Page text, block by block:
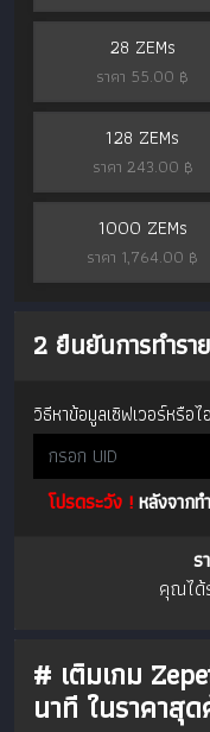
28 ZEMs
ราคา 55.00 ฿
128 ZEMs
ราคา 243.00 ฿
1000 ZEMs
ราคา 1,764.00 ฿
2 ยืนยันการทำรา
วิธีหาข้อมูลเซิฟเวอร์หรือ
โปรดระวัง !หลังจากท
ร
คุณได้
# เติมเกม
นาที ในราคาสุ